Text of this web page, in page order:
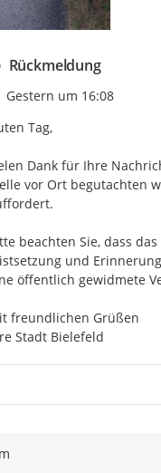
Rückmeldung
Zeitpunkt des Erstellens
Gestern um 16:08
Tag,
Dank für Ihre
vor Ort begutachten
beachten Sie, dass
und
öffentlich gewidmete
freundlichen Grüßen
Stadt Bielefeld